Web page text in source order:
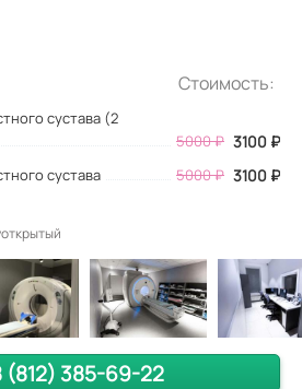
Стоимость:
сустава (2
5000₽ 3100 ₽
сустава 5000 ₽ 3100 ₽
(812) 385-69-22